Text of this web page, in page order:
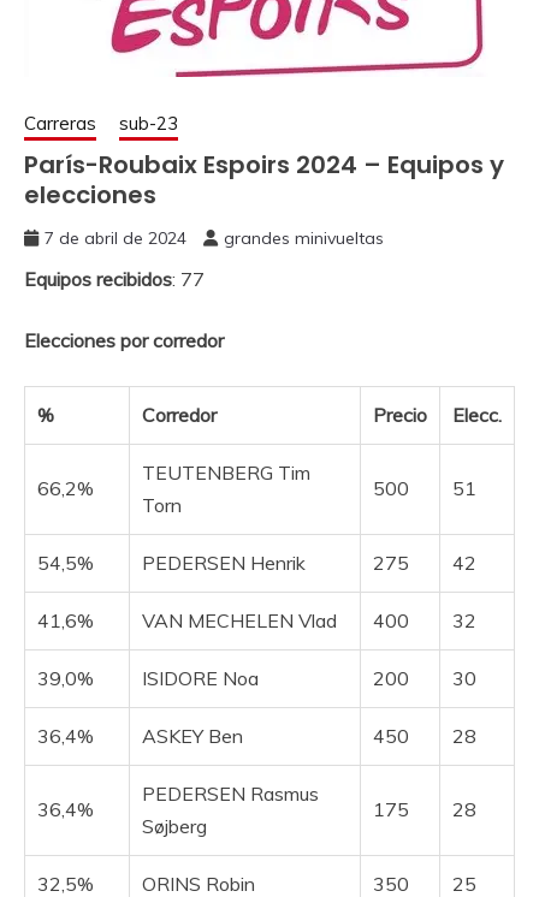
Carreras sub-23
París-Roubaix Espoirs 2024 – Equipos y
elecciones
7 de abril de 2024 grandes minivueltas
Equipos recibidos: 77
Elecciones por corredor
% Corredor Precio Elecc.
66,2%
TEUTENBERG Tim
Torn
500 51
54,5% PEDERSEN Henrik 275 42
41,6% VAN MECHELEN Vlad 400 32
39,0% ISIDORE Noa 200 30
36,4% ASKEY Ben 450 28
36,4%
PEDERSEN Rasmus
Søjberg
175 28
32,5% ORINS Robin 350 25